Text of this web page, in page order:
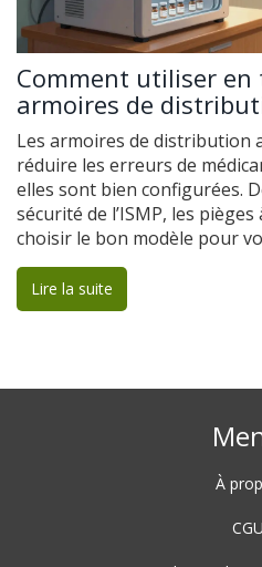
Comment utiliser
armoires de
dans les cliniques
Les armoires de distribution
réduire les erreurs de
elles sont bien configurées.
sécurité de l’ISMP, les
choisir le bon modèle pour
Lire la suite
À
CGU